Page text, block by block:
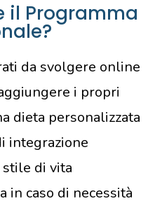
il Programma
da svolgere online
i propri
dieta personalizzata
integrazione
di vita
in caso di necessità